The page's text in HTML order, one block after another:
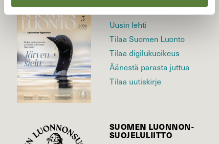
LEHTI
Uusin lehti
Tilaa Suomen Luonto
Tilaa digilukuoikeus
Äänestä parasta juttua
Tilaa uutiskirje
SUOMEN LUONNON­
SUOJELU­LIITTO